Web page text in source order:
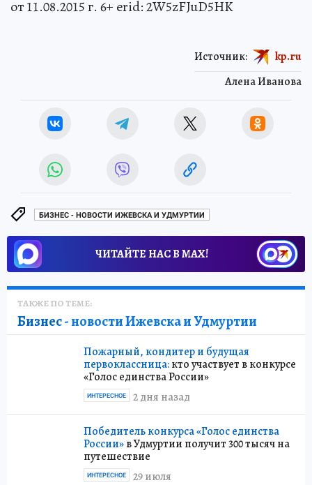
от 11.08.2015 г. 6+ erid: 2W5zFJuD5HK
Алена Иванова
Источник: kp.ru
БИЗНЕС - НОВОСТИ ИЖЕВСКА И УДМУРТИИ
ЧИТАЙТЕ НАС В МАХ!
ТАКЖЕ ПО ТЕМЕ:
Бизнес- новости Ижевска и Удмуртии
Пожарный, кондитер и будущая
первоклассница:кто участвует в конкурсе
«Голос единства России»
2 дня назад
ИНТЕРЕСНОЕ
Победитель конкурса «Голос единства
России»в Удмуртии получит 300 тысяч на
путешествие
29 июля
ИНТЕРЕСНОЕ